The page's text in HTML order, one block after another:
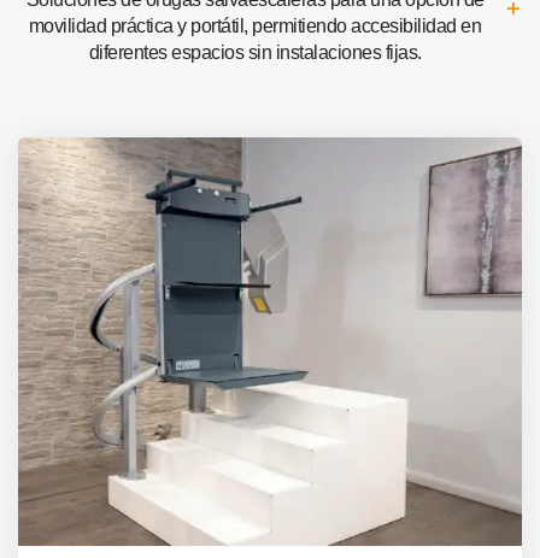
movilidad práctica y portátil, permitiendo accesibilidad en
diferentes espacios sin instalaciones fijas.